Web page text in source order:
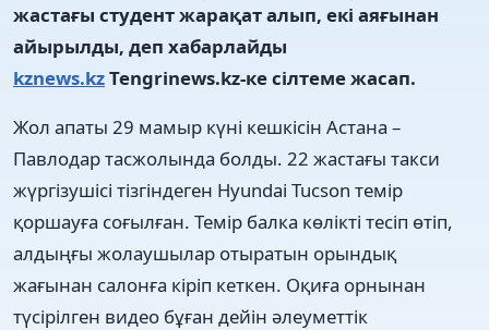
жастағы студент жарақат алып, екі аяғынан
айырылды, деп хабарлайды
kznews.kzTengrinews.kz-ке сілтеме жасап.
Жол апаты 29 мамыр күні кешкісін Астана –
Павлодар тасжолында болды. 22 жастағы такси
жүргізушісі тізгіндеген Hyundai Tucson темір
қоршауға соғылған. Темір балка көлікті тесіп өтіп,
алдыңғы жолаушылар отыратын орындық
жағынан салонға кіріп кеткен. Оқиға орнынан
түсірілген видео бұған дейін әлеуметтік